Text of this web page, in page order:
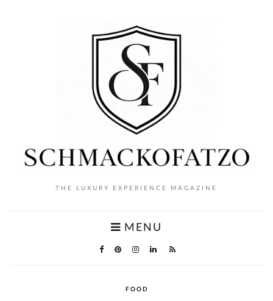
THE LUXURY EXPERIENCE MAGAZINE
MENU
FOOD